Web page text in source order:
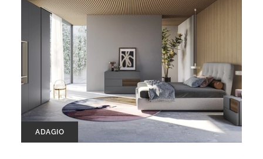
ADAGIO